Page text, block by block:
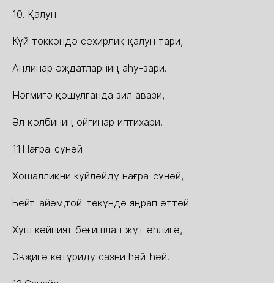
10. Қалун
Күй төккəндə сехирлиқ қалун тари,
Аңлинар əҗдатларниң аһу-зари.
Нəғмигə қошулғанда зил авази,
Əл қəлбиниң ойғинар иптихари!
11.Нағра-сүнəй
Хошаллиқни күйлəйду нағра-сүнəй,
Һейт-айəм,той-төкүндə яңрап əттəй.
Хуш кəйпият беғишлап жут əһлигə,
Əвҗигə көтүриду сазни һəй-һəй!